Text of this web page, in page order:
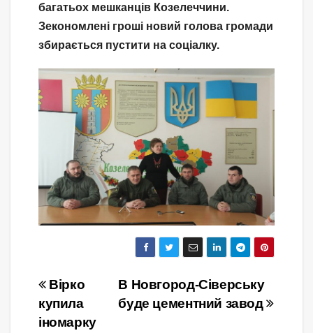
багатьох мешканців Козелеччини.
Зекономлені гроші новий голова громади
збирається пустити на соціалку.
Навігація
записів
В Новгород-Сіверську
буде цементний завод
Вірко
купила
іномарку